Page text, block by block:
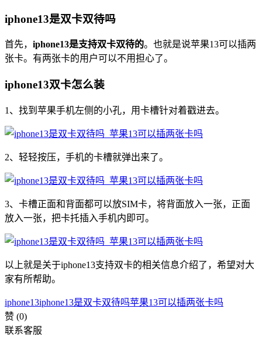
iphone13是双卡双待吗
首先， iphone13是支持双卡双待的。也就是说苹果13可以插两
张卡。有两张卡的用户可以不用担心了。
iphone13双卡怎么装
1、找到苹果手机左侧的小孔，用卡槽针对着戳进去。
2、轻轻按压，手机的卡槽就弹出来了。
3、卡槽正面和背面都可以放SIM卡，将背面放入一张，正面
放入一张，把卡托插入手机内即可。
以上就是关于iphone13支持双卡的相关信息介绍了，希望对大
家有所帮助。
iphone13iphone13是双卡双待吗苹果13可以插两张卡吗
赞 (0)
联系客服